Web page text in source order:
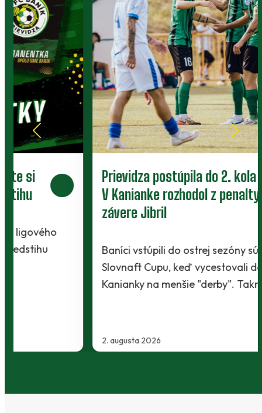
Prievidza postúpila do 2. kola pohára.
V Kanianke rozhodol z penalty v
Baníci vstúpili do ostrej sezóny súbojom 1. kola
Slovnaft Cupu, keď vycestovali do neďalekej
Kanianky na menšie "derby". Takmer 700…